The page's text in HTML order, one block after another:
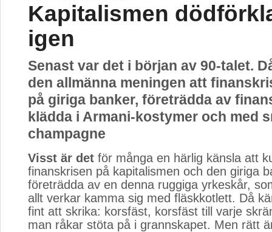
Kapitalismen
igen
Senast var det i början av 90-talet.
den allmänna meningen att
på giriga banker, företrädda av
klädda i Armani-kostymer och med
champagne
Visst är det för många en härlig känsla att
finanskrisen på kapitalismen och den giriga
företrädda av en denna ruggiga yrkeskår,
allt verkar kamma sig med fläskkotlett. Då
fint att skrika: korsfäst, korsfäst till varje
man råkar stöta på i grannskapet. Men rätt